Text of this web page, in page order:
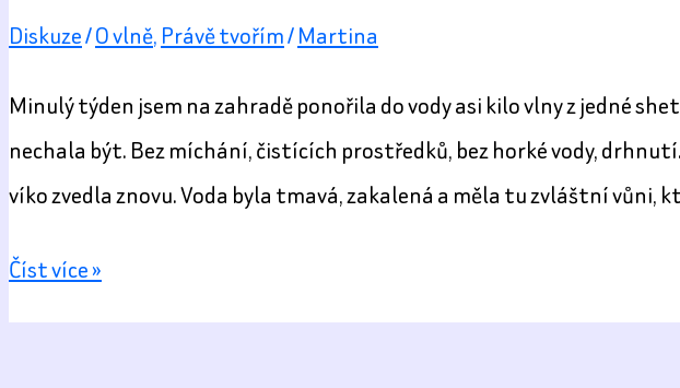
Diskuze/O vlně,Právě tvořím/Martina
Minulý týden jsem na zahradě ponořila do vody asi kilo vlny z jedné
nechala být. Bez míchání, čistících prostředků, bez horké vody,
víko zvedla znovu. Voda byla tmavá, zakalená a měla tu zvláštní vůni,
Jak
Číst více »